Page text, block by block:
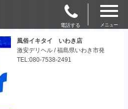
電話する メニュー
風俗イキタイ いわき店
激安デリヘル / 福島県いわき市発
TEL:080-7538-2491